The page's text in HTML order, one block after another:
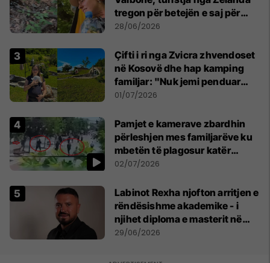
tregon për betejën e saj për
mbijetesë
28/06/2026
Çifti i ri nga Zvicra zhvendoset
në Kosovë dhe hap kamping
familjar: "Nuk jemi penduar
asnjë ditë"
01/07/2026
Pamjet e kamerave zbardhin
përleshjen mes familjarëve ku
mbetën të plagosur katër
persona
02/07/2026
Labinot Rexha njofton arritjen e
rëndësishme akademike - i
njihet diploma e masterit në
Psikologji në Zvicër
29/06/2026